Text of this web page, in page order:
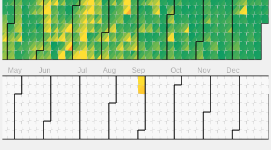
May Jun Jul Aug Sep Oct Nov Dec